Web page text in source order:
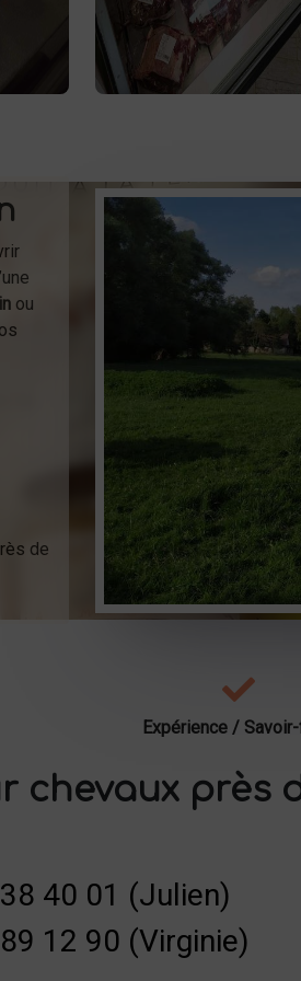
vente directe de
viande à Saint-
sur place
ou à la livraison.
ou
de
Expérience /
chevaux près
40 01 (Julien)
12 90 (Virginie)